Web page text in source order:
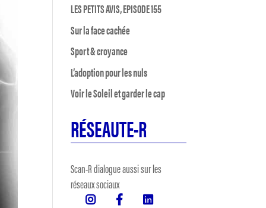
LES PETITS AVIS, EPISODE 155
Sur la face cachée
Sport & croyance
L’adoption pour les nuls
Voir le Soleil et garder le cap
RÉSEAUTE-R
Scan-R dialogue aussi sur les
réseaux sociaux